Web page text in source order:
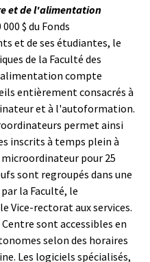
et de l'alimentation
$ du Fonds
et de ses étudiantes, le
de la Faculté des
compte
entièrement consacrés à
et à l'autoformation.
permet ainsi
inscrits à temps plein à
pour 25
sont regroupés dans une
la Faculté, le
Vice-rectorat aux services.
sont accessibles en
selon des horaires
Les logiciels spécialisés,